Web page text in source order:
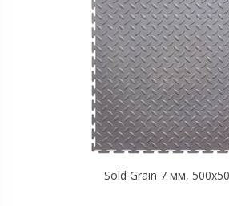
Sold Grain 7 мм,